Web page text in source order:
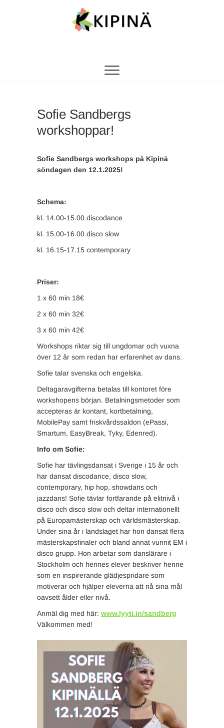
Sofie Sandbergs
workshoppar!
Sofie Sandbergs workshops på Kipinä
söndagen den 12.1.2025!
Schema:
kl. 14.00-15.00 discodance
kl. 15.00-16.00 disco slow
kl. 16.15-17.15 contemporary
Priser:
1 x 60 min 18€
2 x 60 min 32€
3 x 60 min 42€
Workshops riktar sig till ungdomar och vuxna
över 12 år som redan har erfarenhet av dans.
Sofie talar svenska och engelska.
Deltagaravgifterna betalas till kontoret före
workshopens början. Betalningsmetoder som
accepteras är kontant, kortbetalning,
MobilePay samt friskvårdssaldon (ePassi,
Smartum, EasyBreak, Tyky, Edenred).
Info om Sofie:
Sofie har tävlingsdansat i Sverige i 15 år och
har dansat discodance, disco slow,
contemporary, hip hop, showdans och
jazzdans! Sofie tävlar fortfarande på elitnivå i
disco och disco slow och deltar internationellt
på Europamästerskap och världsmästerskap.
Under sina år i landslaget har hon dansat flera
mästerskapsfinaler och bland annat vunnit EM i
disco grupp. Hon arbetar som danslärare i
Stockholm och hennes elever beskriver henne
som en inspirerande glädjespridare som
motiverar och hjälper eleverna att nå sina mål
oavsett ålder eller nivå.
Anmäl dig med här: www.lyyti.in/sandberg
Välkommen med!